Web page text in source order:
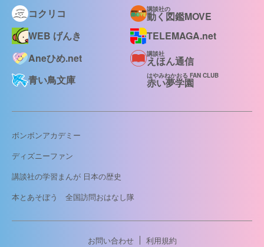
コクリコ
講談社の
動く図鑑MOVE
WEB げんき
TELEMAGA.net
Aneひめ.net
講談社
えほん通信
青い鳥文庫
はやみねかおる FAN CLUB
赤い夢学園
ボンボンアカデミー
ディズニーファン
講談社の学習まんが 日本の歴史
本とあそぼう 全国訪問おはなし隊
お問い合わせ
利用規約